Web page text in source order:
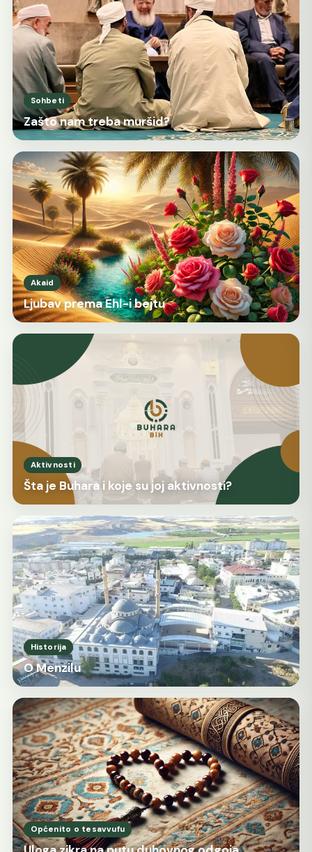
Sohbeti
Zašto nam treba muršid?
Akaid
Ljubav prema Ehl-i bejtu
Aktivnosti
Šta je Buhara i koje su joj aktivnosti?
Historija
O Menzilu
Općenito o tesavvufu